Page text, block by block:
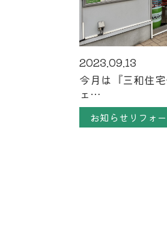
2023.09.13
今月は『三和住
ェ…
お知らせリフォ